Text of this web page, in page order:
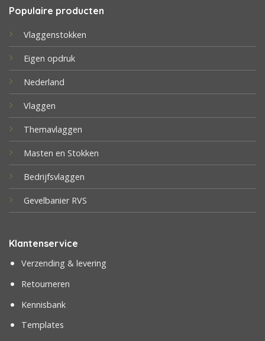
Populaire producten
Vlaggenstokken
Eigen opdruk
Nederland
Vlaggen
Themavlaggen
Masten en Stokken
Bedrijfsvlaggen
Gevelbanier RVS
Klantenservice
Verzending & levering
Retourneren
Kennisbank
Templates